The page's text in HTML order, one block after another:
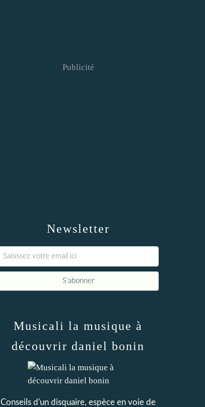
Newsletter
Publicité
Musicali la musique à
découvrir daniel bonin
Conseils d'un disquaire, espèce en voie de